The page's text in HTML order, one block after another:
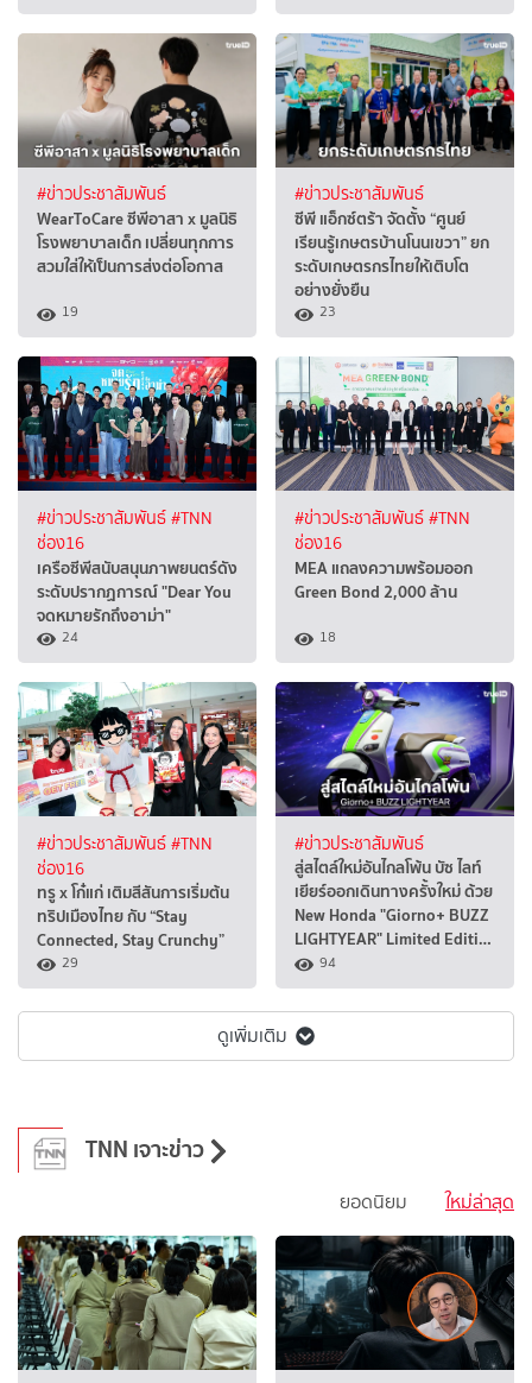
#ข่าวประชาสัมพันธ์
WearToCare ซีพีอาสา x มูลนิธิ
โรงพยาบาลเด็ก เปลี่ยนทุกการ
สวมใส่ให้เป็นการส่งต่อโอกาส
19
#ข่าวประชาสัมพันธ์
ซีพี แอ็กซ์ตร้า จัดตั้ง “ศูนย์
เรียนรู้เกษตรบ้านโนนเขวา” ยก
ระดับเกษตรกรไทยให้เติบโต
อย่างยั่งยืน
23
#ข่าวประชาสัมพันธ์#TNN
ช่อง16
เครือซีพีสนับสนุนภาพยนตร์ดัง
ระดับปรากฏการณ์ "Dear You
จดหมายรักถึงอาม่า"
24
#ข่าวประชาสัมพันธ์#TNN
ช่อง16
MEA แถลงความพร้อมออก
Green Bond 2,000 ล้าน
18
#ข่าวประชาสัมพันธ์#TNN
ช่อง16
ทรู x โก๋แก่ เติมสีสันการเริ่มต้น
ทริปเมืองไทย กับ “Stay
Connected, Stay Crunchy”
29
#ข่าวประชาสัมพันธ์
สู่สไตล์ใหม่อันไกลโพ้น บัซ ไลท์
เยียร์ออกเดินทางครั้งใหม่ ด้วย
New Honda "Giorno+ BUZZ
LIGHTYEAR" Limited Editi…
94
ดูเพิ่มเติม
TNN เจาะข่าว
ใหม่ล่าสุด
ยอดนิยม